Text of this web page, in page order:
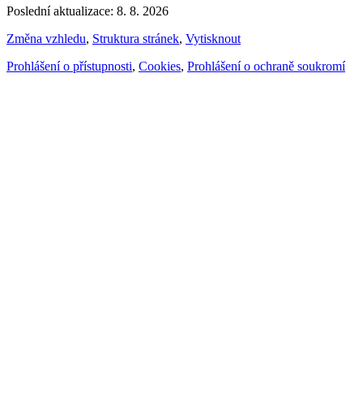
Poslední aktualizace: 8. 8. 2026
Změna vzhledu, Struktura stránek, Vytisknout
Prohlášení o přístupnosti, Cookies, Prohlášení o ochraně soukromí